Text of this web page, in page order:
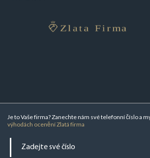
Je to Vaše firma? Zanechte nám své telefonní číslo a
výhodách ocenění Zlatá firma